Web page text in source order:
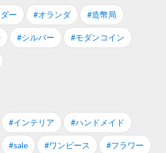
ー #オランダ #造幣局
#シルバー #モダンコイン
#インテリア #ハンドメイド
#sale #ワンピース #フラワー